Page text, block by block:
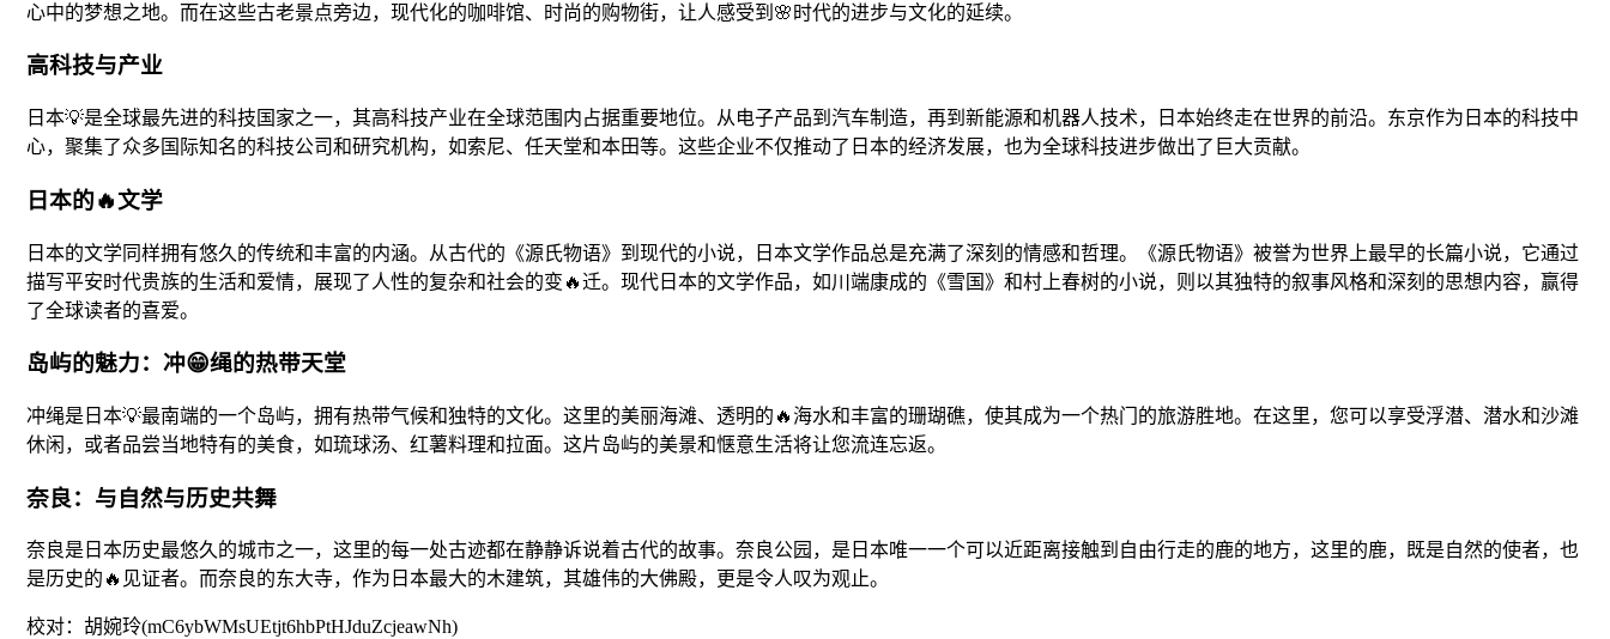
心中的梦想之地。而在这些古老景点旁边，现代化的咖啡馆、时尚的购物街，让人感受到🌸时代的进步与文化的延续。
高科技与产业
日本💡是全球最先进的科技国家之一，其高科技产业在全球范围内占据重要地位。从电子产品到汽车制造，再到新能源和机器人技术，日本始终走在世界的前沿。东京作为日本的科技中
心，聚集了众多国际知名的科技公司和研究机构，如索尼、任天堂和本田等。这些企业不仅推动了日本的经济发展，也为全球科技进步做出了巨大贡献。
日本的🔥文学
日本的文学同样拥有悠久的传统和丰富的内涵。从古代的《源氏物语》到现代的小说，日本文学作品总是充满了深刻的情感和哲理。《源氏物语》被誉为世界上最早的长篇小说，它通过
描写平安时代贵族的生活和爱情，展现了人性的复杂和社会的变🔥迁。现代日本的文学作品，如川端康成的《雪国》和村上春树的小说，则以其独特的叙事风格和深刻的思想内容，赢得
了全球读者的喜爱。
岛屿的魅力：冲😁绳的热带天堂
冲绳是日本💡最南端的一个岛屿，拥有热带气候和独特的文化。这里的美丽海滩、透明的🔥海水和丰富的珊瑚礁，使其成为一个热门的旅游胜地。在这里，您可以享受浮潜、潜水和沙滩
休闲，或者品尝当地特有的美食，如琉球汤、红薯料理和拉面。这片岛屿的美景和惬意生活将让您流连忘返。
奈良：与自然与历史共舞
奈良是日本历史最悠久的城市之一，这里的每一处古迹都在静静诉说着古代的故事。奈良公园，是日本唯一一个可以近距离接触到自由行走的鹿的地方，这里的鹿，既是自然的使者，也
是历史的🔥见证者。而奈良的东大寺，作为日本最大的木建筑，其雄伟的大佛殿，更是令人叹为观止。
校对：胡婉玲(mC6ybWMsUEtjt6hbPtHJduZcjeawNh)